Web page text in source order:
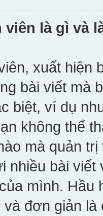
viên là gì và
xuất
bài viết mà
biệt, ví dụ
không thể
mà quản
nhiều bài
mình. Hầu
đơn giản